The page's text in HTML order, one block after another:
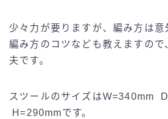
少々力が要りますが、編み方は意
編み方のコツなども教えますので
夫です。
スツールのサイズはW=340mm
H=290mmです。